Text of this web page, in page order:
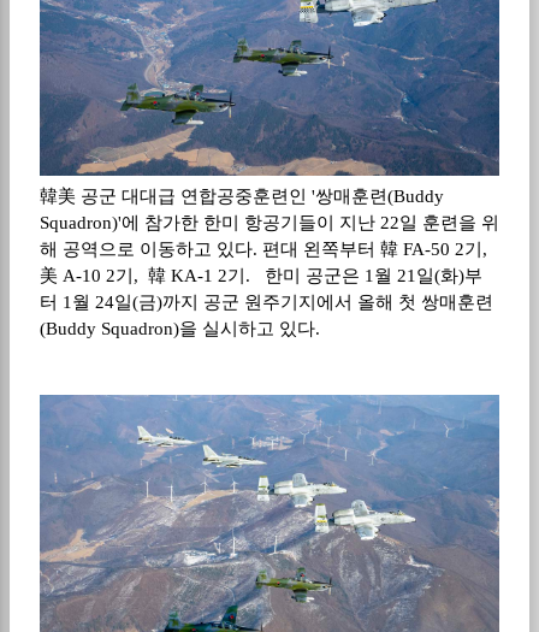
韓美 공군 대대급 연합공중훈련인 '쌍매훈련(Buddy
Squadron)'에 참가한 한미 항공기들이 지난 22일 훈련을 위
해 공역으로 이동하고 있다. 편대 왼쪽부터 韓 FA-50 2기,
美 A-10 2기, 韓 KA-1 2기. 한미 공군은 1월 21일(화)부
터 1월 24일(금)까지 공군 원주기지에서 올해 첫 쌍매훈련
(Buddy Squadron)을 실시하고 있다.